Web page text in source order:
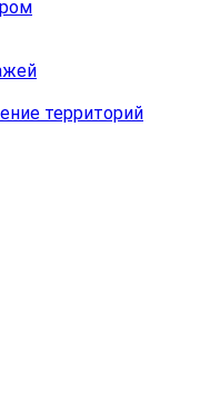
территорий